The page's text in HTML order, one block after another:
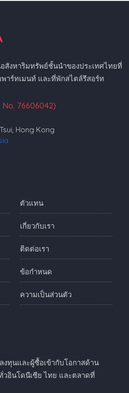
สังหาริมทรัพย์ชั้นนำของประเทศไทยที่
พาร์ทเมนท์ และที่พักสไตล์รีสอร์ท
No. 76606042)
Hong Kong
ตัวแทน
เกี่ยวกับเรา
ติดต่อเรา
ข้อกำหนด
ความเป็นส่วนตัว
งทุนและผู้ซื้อเข้ากับโอกาสด้าน
อินโดนีเซีย ไทย และตลาดที่